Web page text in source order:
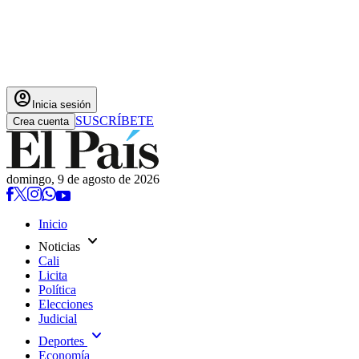
account_circle Inicia sesión
Crea cuenta SUSCRÍBETE
domingo, 9 de agosto de 2026
Inicio
Noticias expand_more
Cali
Licita
Política
Elecciones
Judicial
Deportes expand_more
Economía